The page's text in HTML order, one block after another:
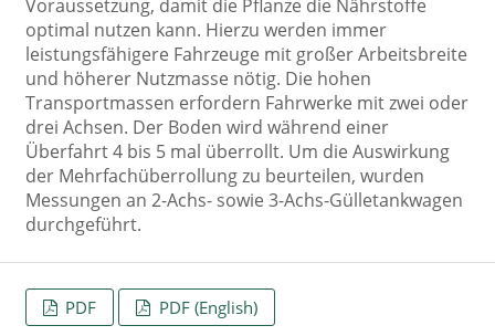
Voraussetzung, damit die Pflanze die Nährstoffe
optimal nutzen kann. Hierzu werden immer
leistungsfähigere Fahrzeuge mit großer Arbeitsbreite
und höherer Nutzmasse nötig. Die hohen
Transportmassen erfordern Fahrwerke mit zwei oder
drei Achsen. Der Boden wird während einer
Überfahrt 4 bis 5 mal überrollt. Um die Auswirkung
der Mehrfachüberrollung zu beurteilen, wurden
Messungen an 2-Achs- sowie 3-Achs-Gülletankwagen
durchgeführt.
PDF PDF (English)